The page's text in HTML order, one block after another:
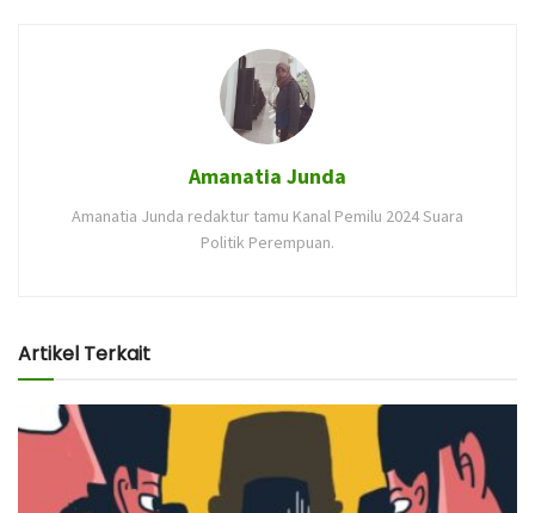
Amanatia Junda
Amanatia Junda redaktur tamu Kanal Pemilu 2024 Suara
Politik Perempuan.
Artikel Terkait